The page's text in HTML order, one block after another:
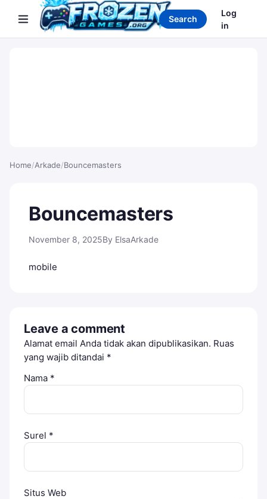
Search games
Search
Log
in
Home/Arkade/Bouncemasters
Bouncemasters
November 8, 2025By ElsaArkade
mobile
Leave a comment
Alamat email Anda tidak akan dipublikasikan. Ruas
yang wajib ditandai *
Nama *
Surel *
Situs Web